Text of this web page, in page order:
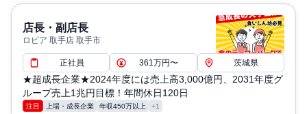
店長・副店長
ロピア 取手店 取手市
正社員 361万円〜 茨城県
★超成長企業★2024年度には売上高3,000億円、2031年度グ
ループ売上1兆円目標！年間休日120日
注目 上場・成長企業 年収450万以上 +1